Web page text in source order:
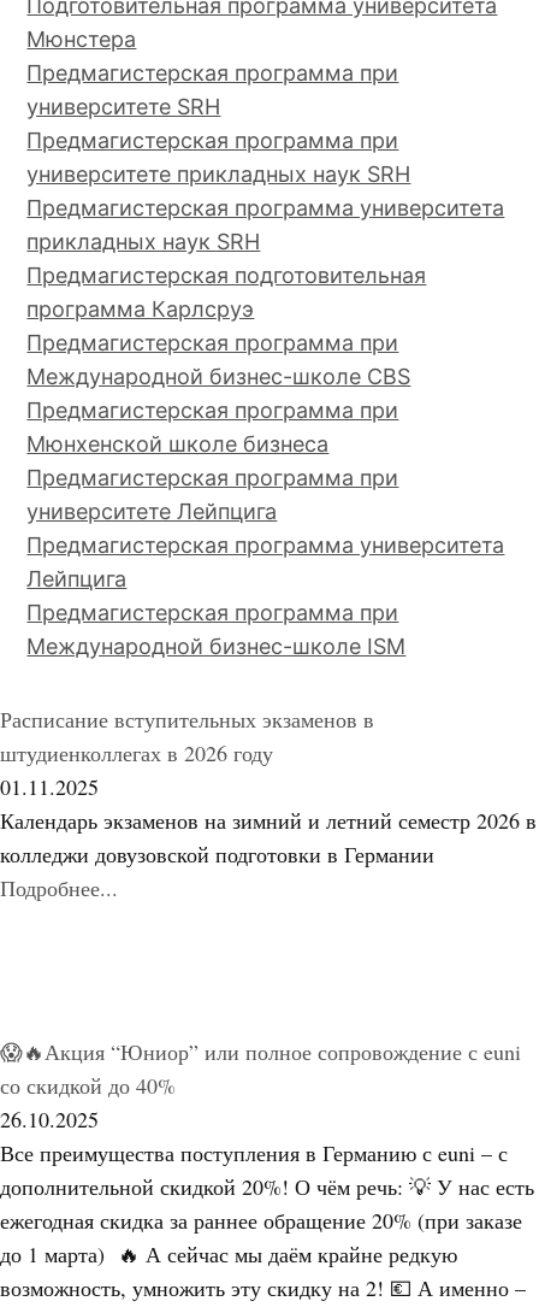
Подготовительная программа университета
Мюнстера
Предмагистерская программа при
университете SRH
Предмагистерская программа при
университете прикладных наук SRH
Предмагистерская программа университета
прикладных наук SRH
Предмагистерская подготовительная
программа Карлсруэ
Предмагистерская программа при
Международной бизнес-школе CBS
Предмагистерская программа при
Мюнхенской школе бизнеса
Предмагистерская программа при
университете Лейпцига
Предмагистерская программа университета
Лейпцига
Предмагистерская программа при
Международной бизнес-школе ISM
Расписание вступительных экзаменов в
штудиенколлегах в 2026 году
01.11.2025
Календарь экзаменов на зимний и летний семестр 2026 в
колледжи довузовской подготовки в Германии
Подробнее...
😱🔥Акция “Юниор” или полное сопровождение с euni
со скидкой до 40%
26.10.2025
Все преимущества поступления в Германию с euni – с
дополнительной скидкой 20%! О чём речь: 💡 У нас есть
ежегодная скидка за раннее обращение 20% (при заказе
до 1 марта) 🔥 А сейчас мы даём крайне редкую
возможность, умножить эту скидку на 2! 💶 А именно –